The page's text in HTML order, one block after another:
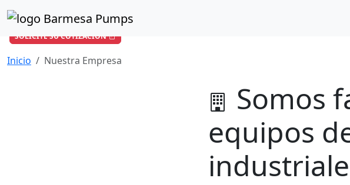
¿Cómo podemos ayudarle?
ventas-co@barmesapumps.com
SOLICITE SU COTIZACIÓN
Inicio Nuestra Empresa
Somos
equipos